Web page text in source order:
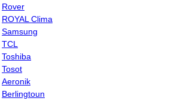
Rover
ROYAL Clima
Samsung
TCL
Toshiba
Tosot
Aeronik
Berlingtoun